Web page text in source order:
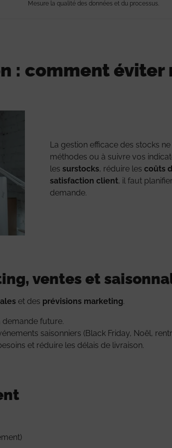
Mesure la qualité des données et du processus.
: comment éviter
La gestion efficace des stocks
méthodes ou à suivre vos
les surstocks, réduire les coûts
satisfaction client, il faut
demande.
ventes et
et des prévisions marketing.
demande future.
saisonniers (Black Friday, Noël,
et réduire les délais de livraison.